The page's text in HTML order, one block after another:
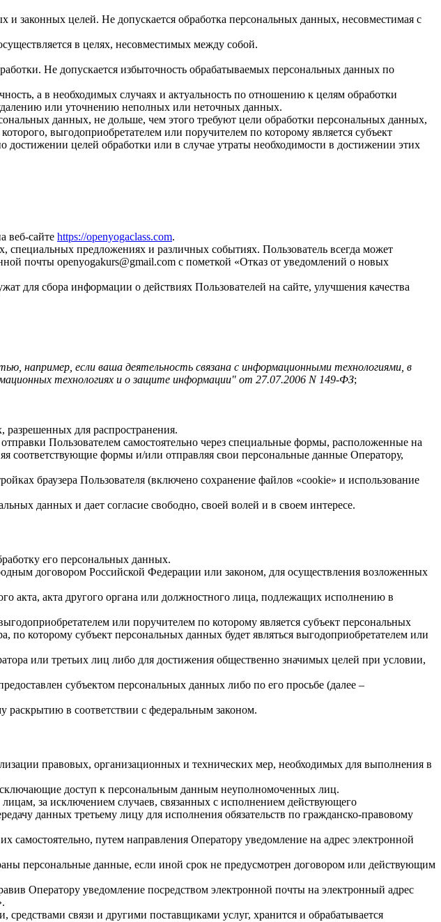
законных целей. Не допускается обработка персональных данных, несовместимая с
в целях, несовместимых между собой.
Не допускается избыточность обрабатываемых персональных данных по
а в необходимых случаях и актуальность по отношению к целям обработки
или уточнению неполных или неточных данных.
данных, не дольше, чем этого требуют цели обработки персональных данных,
выгодоприобретателем или поручителем по которому является субъект
целей обработки или в случае утраты необходимости в достижении этих
веб-сайте https://openyogaclass.com.
предложениях и различных событиях. Пользователь всегда может
почты openyogakurs@gmail.com с пометкой «Отказ от уведомлений о новых
для сбора информации о действиях Пользователей на сайте, улучшения качества
например, если ваша деятельность связана с информационными технологиями, в
технологиях и о защите информации" от 27.07.2006 N 149-ФЗ;
разрешенных для распространения.
Пользователем самостоятельно через специальные формы, расположенные на
соответствующие формы и/или отправляя свои персональные данные Оператору,
браузера Пользователя (включено сохранение файлов «cookie» и использование
данных и дает согласие свободно, своей волей и в своем интересе.
его персональных данных.
договором Российской Федерации или законом, для осуществления возложенных
акта, акта другого органа или должностного лица, подлежащих исполнению в
или поручителем по которому является субъект персональных
которому субъект персональных данных будет являться выгодоприобретателем или
или третьих лиц либо для достижения общественно значимых целей при условии,
субъектом персональных данных либо по его просьбе (далее –
в соответствии с федеральным законом.
правовых, организационных и технических мер, необходимых для выполнения в
доступ к персональным данным неуполномоченных лиц.
за исключением случаев, связанных с исполнением действующего
данных третьему лицу для исполнения обязательств по гражданско-правовому
самостоятельно, путем направления Оператору уведомление на адрес электронной
персональные данные, если иной срок не предусмотрен договором или действующим
Оператору уведомление посредством электронной почты на электронный адрес
связи и другими поставщиками услуг, хранится и обрабатывается